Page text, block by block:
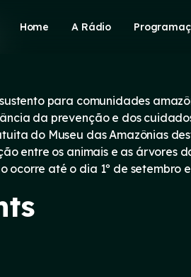
Home A Rádio
para comunidades
da prevenção e dos
do Museu das Amazônias
entre os animais e as árvores
até o dia 1º de setembro